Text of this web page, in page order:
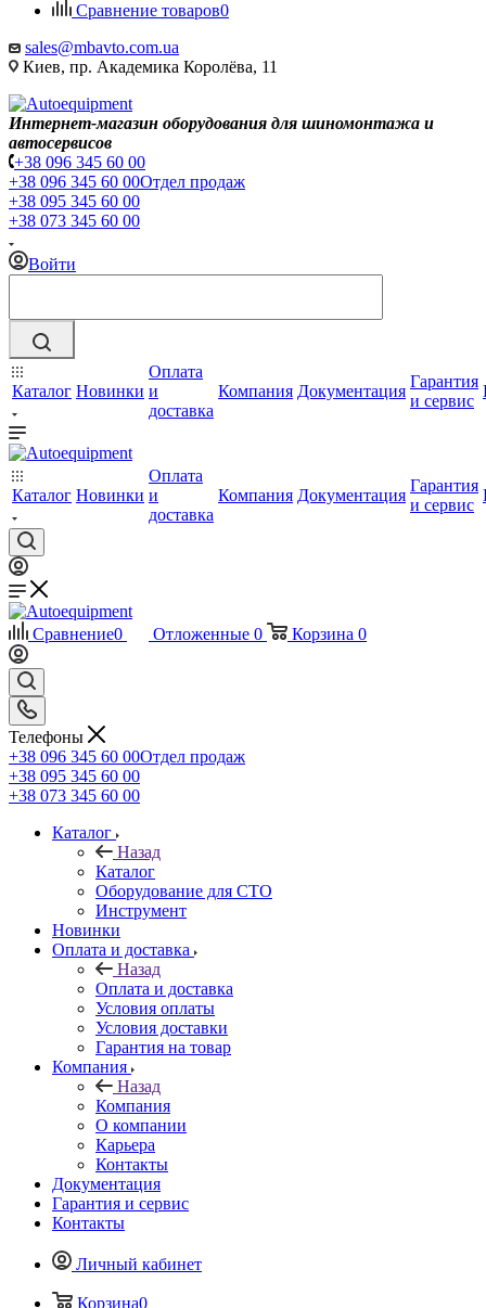
Сравнение товаров0
sales@mbavto.com.ua
Киев, пр. Академика Королёва, 11
Интернет-магазин оборудования для шиномонтажа и
автосервисов
+38 096 345 60 00
+38 096 345 60 00Отдел продаж
+38 095 345 60 00
+38 073 345 60 00
Войти
Каталог Новинки
Оплата
и
доставка
Компания Документация
Гарантия
и сервис
Каталог Новинки
Оплата
и
доставка
Компания Документация
Гарантия
и сервис
Сравнение0 Отложенные 0 Корзина 0
Телефоны
+38 096 345 60 00Отдел продаж
+38 095 345 60 00
+38 073 345 60 00
Каталог
Назад
Каталог
Оборудование для СТО
Инструмент
Новинки
Оплата и доставка
Назад
Оплата и доставка
Условия оплаты
Условия доставки
Гарантия на товар
Компания
Назад
Компания
О компании
Карьера
Контакты
Документация
Гарантия и сервис
Контакты
Личный кабинет
Корзина0